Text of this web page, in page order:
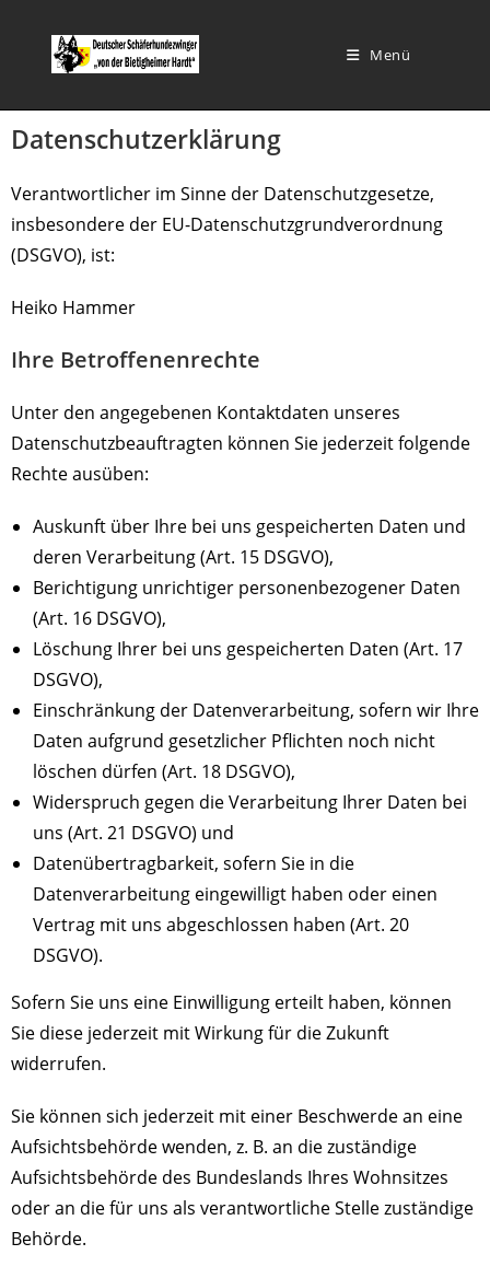
Menü
Datenschutzerklärung
Verantwortlicher im Sinne der Datenschutzgesetze,
insbesondere der EU-Datenschutzgrundverordnung
(DSGVO), ist:
Heiko Hammer
Ihre Betroffenenrechte
Unter den angegebenen Kontaktdaten unseres
Datenschutzbeauftragten können Sie jederzeit folgende
Rechte ausüben:
Auskunft über Ihre bei uns gespeicherten Daten und
deren Verarbeitung (Art. 15 DSGVO),
Berichtigung unrichtiger personenbezogener Daten
(Art. 16 DSGVO),
Löschung Ihrer bei uns gespeicherten Daten (Art. 17
DSGVO),
Einschränkung der Datenverarbeitung, sofern wir Ihre
Daten aufgrund gesetzlicher Pflichten noch nicht
löschen dürfen (Art. 18 DSGVO),
Widerspruch gegen die Verarbeitung Ihrer Daten bei
uns (Art. 21 DSGVO) und
Datenübertragbarkeit, sofern Sie in die
Datenverarbeitung eingewilligt haben oder einen
Vertrag mit uns abgeschlossen haben (Art. 20
DSGVO).
Sofern Sie uns eine Einwilligung erteilt haben, können
Sie diese jederzeit mit Wirkung für die Zukunft
widerrufen.
Sie können sich jederzeit mit einer Beschwerde an eine
Aufsichtsbehörde wenden, z. B. an die zuständige
Aufsichtsbehörde des Bundeslands Ihres Wohnsitzes
oder an die für uns als verantwortliche Stelle zuständige
Behörde.